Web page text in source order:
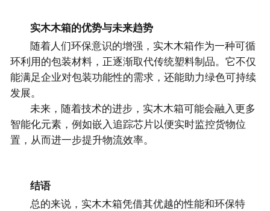
实木木箱的优势与未来趋势
随着人们环保意识的增强，实木木箱作为一种可循
环利用的包装材料，正逐渐取代传统塑料制品。它不仅
能满足企业对包装功能性的需求，还能助力绿色可持续
发展。
未来，随着技术的进步，实木木箱可能会融入更多
智能化元素，例如嵌入追踪芯片以便实时监控货物位
置，从而进一步提升物流效率。
结语
总的来说，实木木箱凭借其优越的性能和环保特